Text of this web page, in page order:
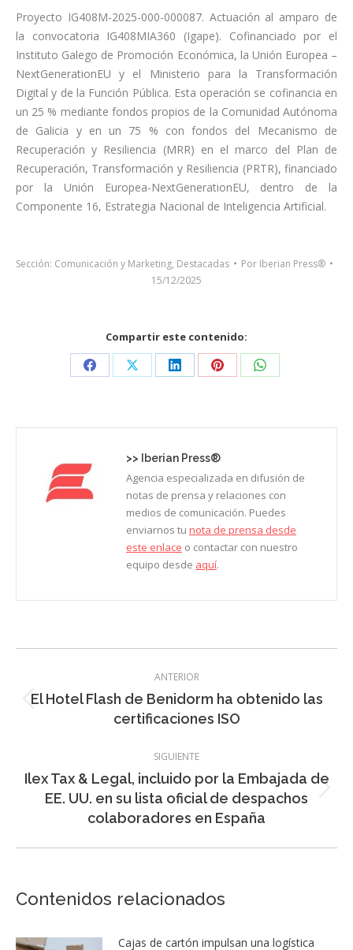
Proyecto IG408M-2025-000-000087. Actuación al amparo de
la convocatoria IG408MIA360 (Igape). Cofinanciado por el
Instituto Galego de Promoción Económica, la Unión Europea –
NextGenerationEU y el Ministerio para la Transformación
Digital y de la Función Pública. Esta operación se cofinancia en
un 25 % mediante fondos propios de la Comunidad Autónoma
de Galicia y en un 75 % con fondos del Mecanismo de
Recuperación y Resiliencia (MRR) en el marco del Plan de
Recuperación, Transformación y Resiliencia (PRTR), financiado
por la Unión Europea-NextGenerationEU, dentro de la
Componente 16, Estrategia Nacional de Inteligencia Artificial.
Sección: Comunicación y Marketing, Destacadas Por Iberian Press®
15/12/2025
Compartir este contenido:
Share Share Share Share Share
>> Iberian Press®
Agencia especializada en difusión de
notas de prensa y relaciones con
medios de comunicación. Puedes
enviarnos tu nota de prensa desde
este enlace o contactar con nuestro
equipo desde aquí.
entre
ANTERIOR
Entrada
anterior:
El Hotel Flash de Benidorm ha obtenido las
certificaciones ISO
SIGUIENTE
Entrada
siguiente:
Ilex Tax & Legal, incluido por la Embajada de
EE. UU. en su lista oficial de despachos
colaboradores en España
Contenidos relacionados
Cajas de cartón impulsan una logística